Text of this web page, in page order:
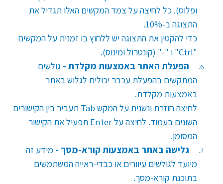
ופלוס). כל לחיצה על צמד המקשים האלו תגדיל את
התצוגה ב-10%.
כדי להקטין את התצוגה יש ללחוץ בו זמנית על המקשים
Ctrl"" ו "-" (קונטרול ומינוס).
הפעלת האתר באמצעות מקלדת - גולשים
המתקשים בהפעלת עכבר יכולים לגלוש באתר
באמצעות מקלדת.
לחיצה חוזרת ונשנית על המקש Tab תעביר בין הקישורים
השונים בעמוד. לחיצה עלEnter תפעיל את הקישור
המסומן.
גלישה באתר באמצעות קורא-מסך - מידע זה
מיועד לגולשים עיוורים או כבדי-ראייה המשתמשים
בתוכנת קורא-מסך.